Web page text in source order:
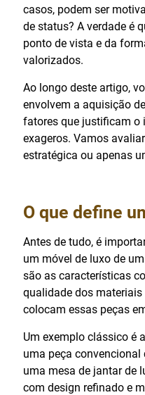
casos, podem ser
de status? A verdade é
ponto de vista e da
valorizados.
Ao longo deste artigo,
envolvem a aquisição
fatores que justificam o
exageros. Vamos
estratégica ou apenas
O que define
Antes de tudo, é
um móvel de luxo de
são as características
qualidade dos
colocam essas peças
Um exemplo clássico é a
uma peça
uma mesa de jantar de
com design refinado e